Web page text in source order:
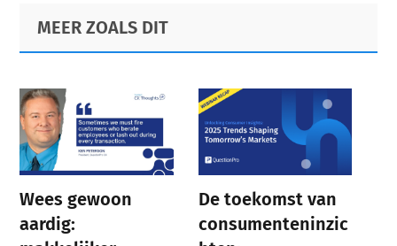
Primary
Sidebar
Footer
MEER ZOALS DIT
Wees gewoon
aardig:
De toekomst van
consumenteninzic